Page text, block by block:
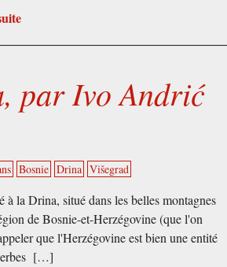
par Ivo Andrić
Bosnie Drina Višegrad
la Drina, situé dans les belles montagnes
de Bosnie-et-Herzégovine (que l'on
que l'Herzégovine est bien une entité
[…]